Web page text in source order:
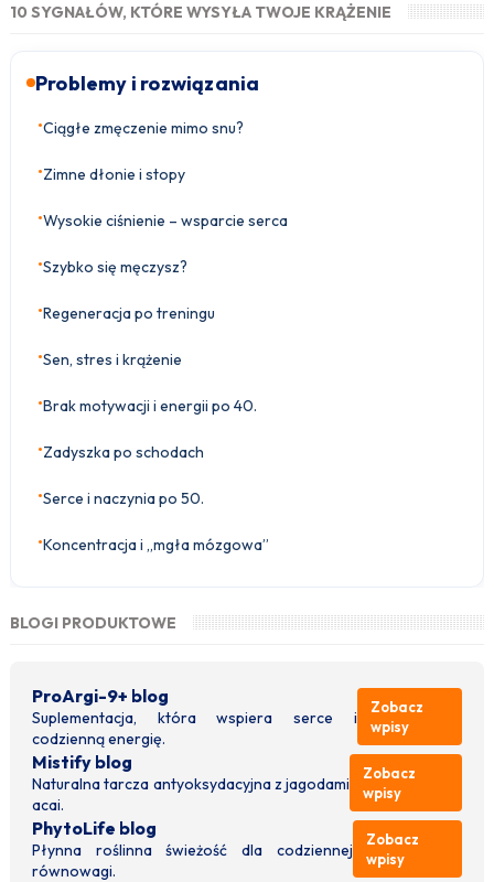
10 SYGNAŁÓW, KTÓRE WYSYŁA TWOJE KRĄŻENIE
Problemy i rozwiązania
•Ciągłe zmęczenie mimo snu?
•Zimne dłonie i stopy
•Wysokie ciśnienie – wsparcie serca
•Szybko się męczysz?
•Regeneracja po treningu
•Sen, stres i krążenie
•Brak motywacji i energii po 40.
•Zadyszka po schodach
•Serce i naczynia po 50.
•Koncentracja i „mgła mózgowa”
BLOGI PRODUKTOWE
ProArgi-9+ blog
Suplementacja, która wspiera serce i
codzienną energię.
Zobacz
wpisy
Mistify blog
Naturalna tarcza antyoksydacyjna z jagodami
acai.
Zobacz
wpisy
PhytoLife blog
Płynna roślinna świeżość dla codziennej
równowagi.
Zobacz
wpisy